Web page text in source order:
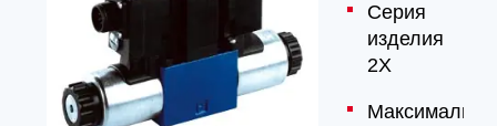
Серия
изделия
2X